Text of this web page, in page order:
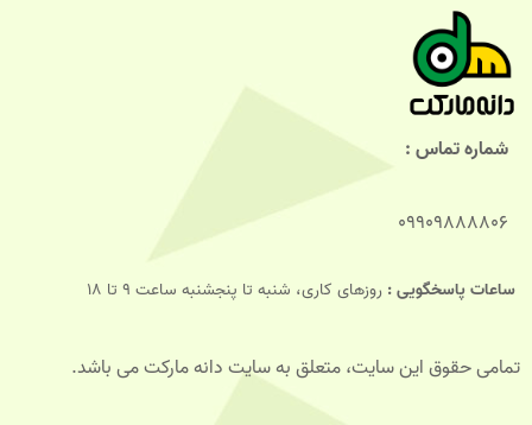
شماره تماس :
09909888806
ساعات پاسخگویی : روزهای کاری، شنبه تا پنجشنبه ساعت 9 تا 18
تمامی حقوق این سایت، متعلق به سایت دانه مارکت می باشد.